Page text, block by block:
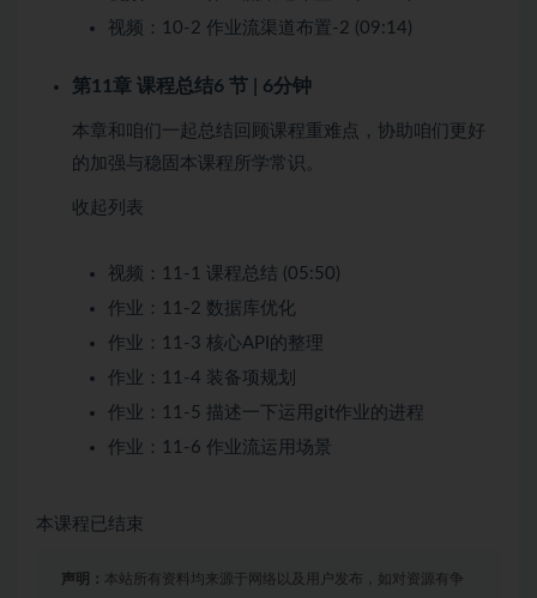
视频： 10-2 作业流渠道布置-2 (09:14)
第11章 课程总结6 节 | 6分钟
本章和咱们一起总结回顾课程重难点，协助咱们更好
的加强与稳固本课程所学常识。
收起列表
视频： 11-1 课程总结 (05:50)
作业： 11-2 数据库优化
作业： 11-3 核心API的整理
作业： 11-4 装备项规划
作业： 11-5 描述一下运用git作业的进程
作业： 11-6 作业流运用场景
本课程已结束
声明： 本站所有资料均来源于网络以及用户发布，如对资源有争